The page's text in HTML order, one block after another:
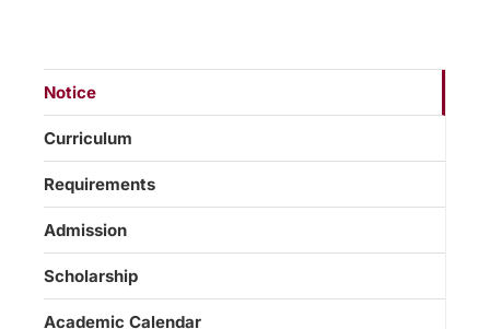
Notice
Curriculum
Requirements
Admission
Scholarship
Academic Calendar